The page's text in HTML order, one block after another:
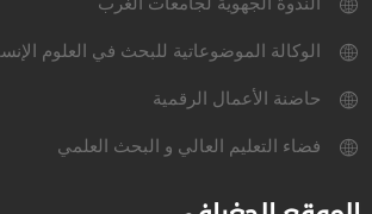
الوكالة الموضوعاتية للبحث في العلوم
حاضنة الأعمال الرقمية
فضاء التعليم العالي و البحث العلمي